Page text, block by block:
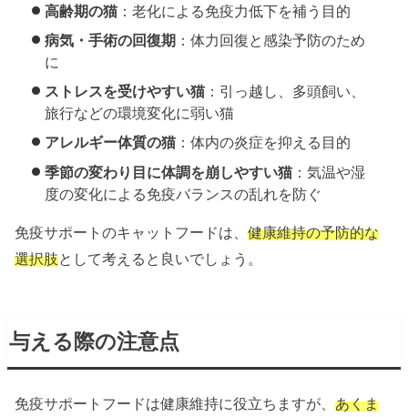
高齢期の猫：老化による免疫力低下を補う目的
病気・手術の回復期 ：体力回復と感染予防のため
に
ストレスを受けやすい猫：引っ越し、多頭飼い、
旅行などの環境変化に弱い猫
アレルギー体質の猫：体内の炎症を抑える目的
季節の変わり目に体調を崩しやすい猫：気温や湿
度の変化による免疫バランスの乱れを防ぐ
免疫サポートのキャットフードは、健康維持の予防的な
選択肢として考えると良いでしょう。
与える際の注意点
免疫サポートフードは健康維持に役立ちますが、あくま